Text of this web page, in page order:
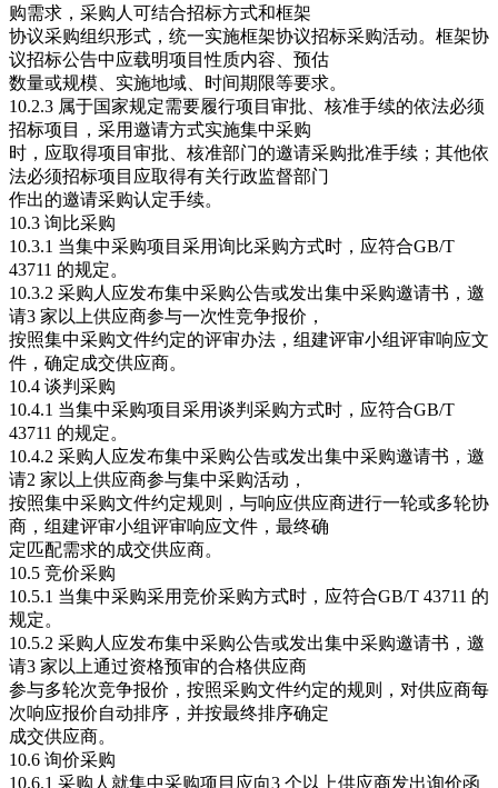
购需求，采购人可结合招标方式和框架
协议采购组织形式，统一实施框架协议招标采购活动。框架协
议招标公告中应载明项目性质内容、预估
数量或规模、实施地域、时间期限等要求。
10.2.3 属于国家规定需要履行项目审批、核准手续的依法必须
招标项目，采用邀请方式实施集中采购
时，应取得项目审批、核准部门的邀请采购批准手续；其他依
法必须招标项目应取得有关行政监督部门
作出的邀请采购认定手续。
10.3 询比采购
10.3.1 当集中采购项目采用询比采购方式时，应符合GB/T
43711 的规定。
10.3.2 采购人应发布集中采购公告或发出集中采购邀请书，邀
请3 家以上供应商参与一次性竞争报价，
按照集中采购文件约定的评审办法，组建评审小组评审响应文
件，确定成交供应商。
10.4 谈判采购
10.4.1 当集中采购项目采用谈判采购方式时，应符合GB/T
43711 的规定。
10.4.2 采购人应发布集中采购公告或发出集中采购邀请书，邀
请2 家以上供应商参与集中采购活动，
按照集中采购文件约定规则，与响应供应商进行一轮或多轮协
商，组建评审小组评审响应文件，最终确
定匹配需求的成交供应商。
10.5 竞价采购
10.5.1 当集中采购采用竞价采购方式时，应符合GB/T 43711 的
规定。
10.5.2 采购人应发布集中采购公告或发出集中采购邀请书，邀
请3 家以上通过资格预审的合格供应商
参与多轮次竞争报价，按照采购文件约定的规则，对供应商每
次响应报价自动排序，并按最终排序确定
成交供应商。
10.6 询价采购
10.6.1 采购人就集中采购项目应向3 个以上供应商发出询价函